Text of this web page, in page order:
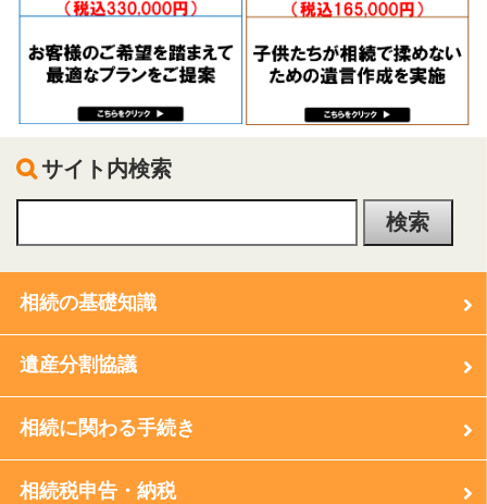
サイト内検索
相続の基礎知識
遺産分割協議
相続に関わる手続き
相続税申告・納税